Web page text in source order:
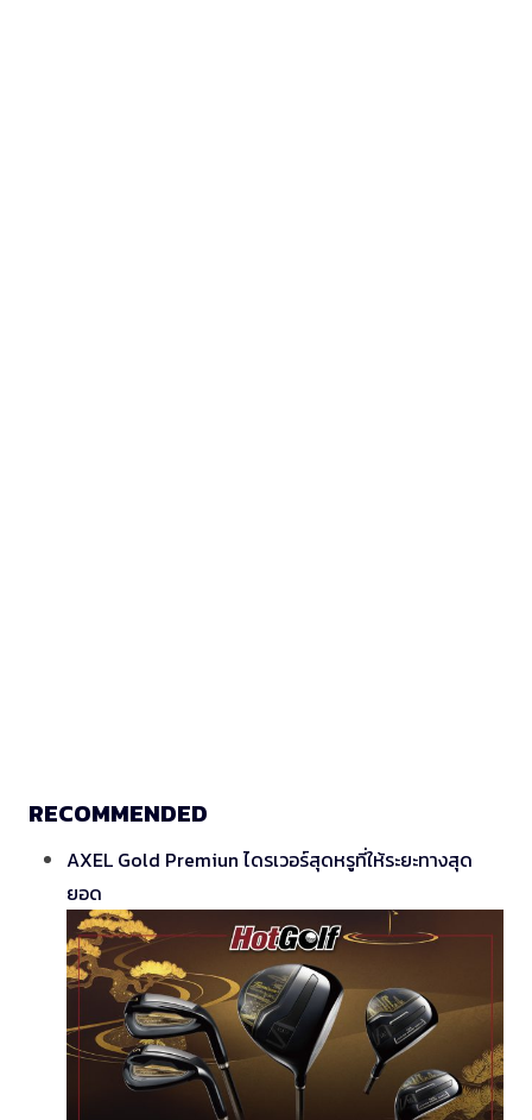
RECOMMENDED
AXEL Gold Premiun ไดรเวอร์สุดหรูที่ให้ระยะทางสุด
ยอด